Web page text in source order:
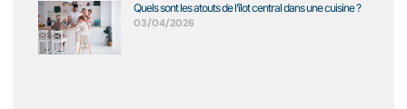
Quels sont les atouts de l’îlot central dans une cuisine ?
03/04/2026